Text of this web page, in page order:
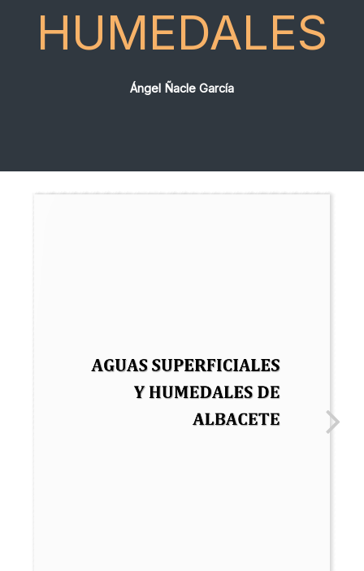
HUMEDALES
Ángel Ñacle García